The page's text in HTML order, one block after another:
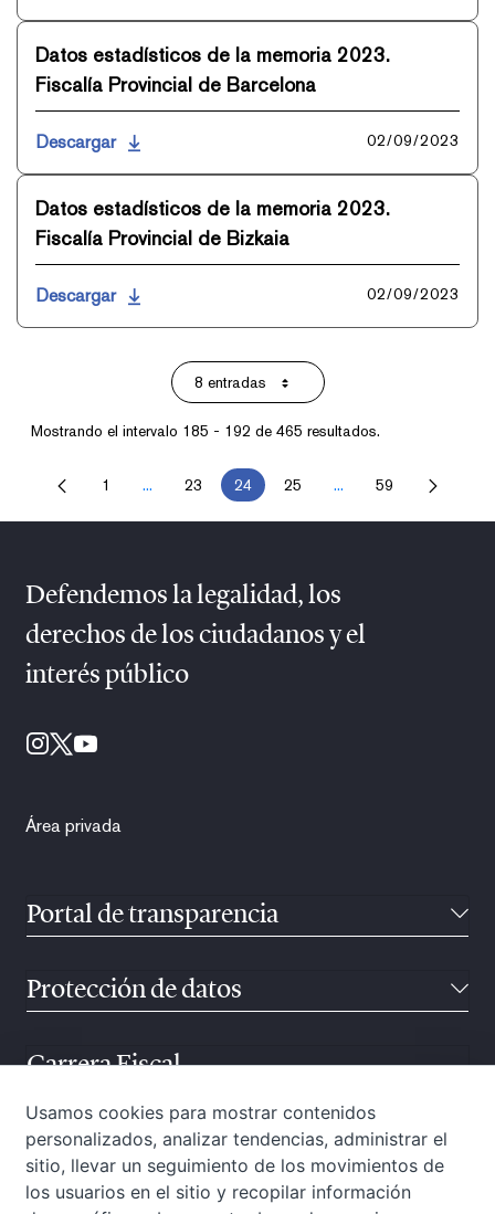
Datos estadísticos de la memoria 2023.
Fiscalía Provincial de Barcelona
Descargar 02/09/2023
Datos estadísticos de la memoria 2023.
Fiscalía Provincial de Bizkaia
Descargar 02/09/2023
8 entradasPor página
Mostrando el intervalo 185 - 192 de 465 resultados.
Página
1 ...Páginas intermedias Use TAB para desplazarse.
Página
23 Página
24 Página
25 ...Páginas intermedias
Página
59
Defendemos la legalidad, los
derechos de los ciudadanos y el
interés público
Área privada
Portal de transparencia
Protección de datos
Carrera Fiscal
Atención ciudadana
Usamos cookies para mostrar contenidos
personalizados, analizar tendencias, administrar el
sitio, llevar un seguimiento de los movimientos de
los usuarios en el sitio y recopilar información